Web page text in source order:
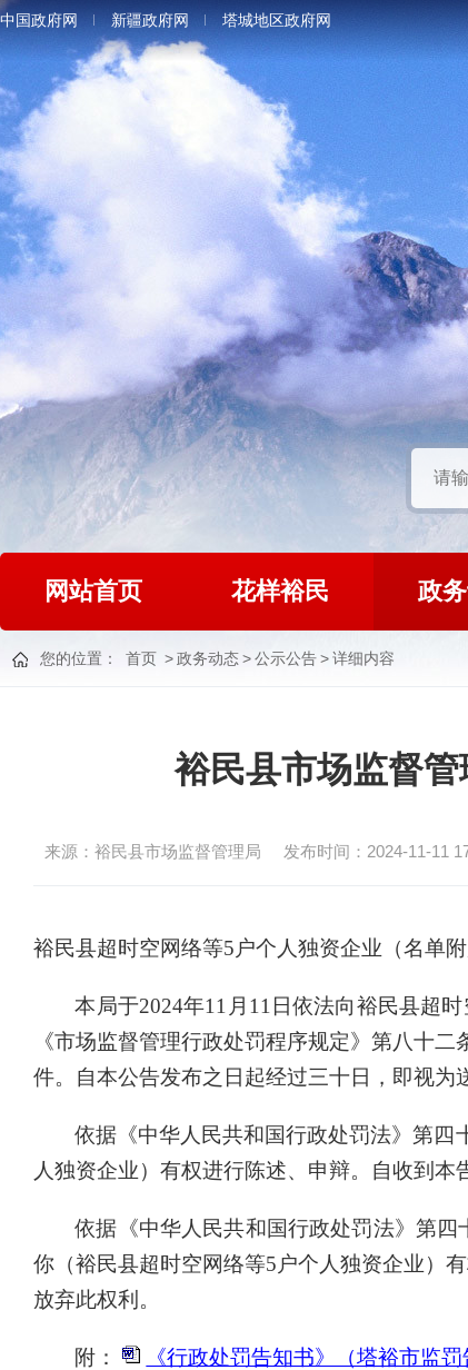
中国政府网 新疆政府网 塔城地区政府网
网站首页 花样裕民 政
您的位置： 首页 >政务动态>公示公告>详细内容
裕民县市场监督
来源：裕民县市场监督管理局 发布时间：2024-11-11
裕民县超时空网络等5户个人独资企业（名单附
本局于2024年11月11日依法向裕民县超
《市场监督管理行政处罚程序规定》第八十
件。自本公告发布之日起经过三十日，即视为
依据《中华人民共和国行政处罚法》第四
人独资企业）有权进行陈述、申辩。自收到本
依据《中华人民共和国行政处罚法》第四
你（裕民县超时空网络等5户个人独资企业）
放弃此权利。
附： 《行政处罚告知书》（塔裕市监